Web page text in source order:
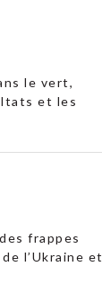
le vert,
et les
frappes
l’Ukraine et